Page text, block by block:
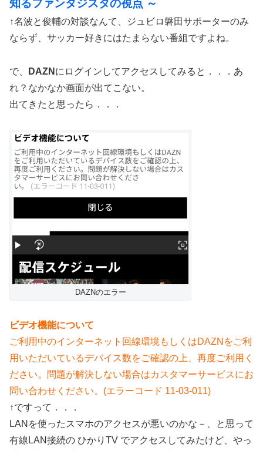
知るファンタジスタの視点 ～
↑名波と俊輔の対談なんて、ジュビロ磐田サポーターのみ
ならず、サッカー好きにはたまらない番組ですよね。
で、 DAZN にログインしてアクセスしてみると．．．あ
れ？なかなか画面が出てこない。
出てきたと思ったら．．．
DAZNのエラー
ビデオ機能について
ご利用中のインターネット回線環境もしくはDAZNをご利
用いただいているデバイス数をご確認の上、再度ご利用く
ださい。問題が解決しない場合はカスタマーサービスにお
問い合わせください。(エラーコード 11-03-011)
↑ですって．．．
LANを使ったスマホのアクセスが悪いのかな－、と思って
有線LAN接続の ひかりTV でアクセスしてみたけど、やっ